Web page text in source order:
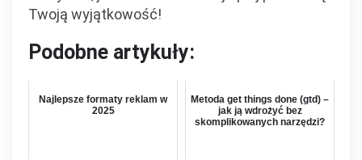
Twoją wyjątkowość!
Podobne artykuły:
Najlepsze formaty reklam w
2025
Metoda get things done (gtd) –
jak ją wdrożyć bez
skomplikowanych narzędzi?